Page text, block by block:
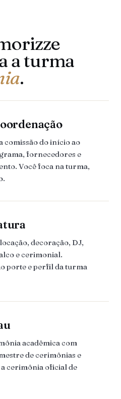
a turma
.
comissão do início ao
fornecedores e
Você foca na turma,
decoração, DJ,
e cerimonial.
porte e perfil da turma
acadêmica com
de cerimônias e
cerimônia oficial de